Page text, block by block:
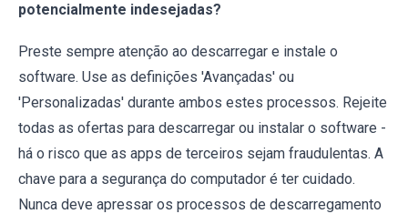
potencialmente indesejadas?
Preste sempre atenção ao descarregar e instale o
software. Use as definições 'Avançadas' ou
'Personalizadas' durante ambos estes processos. Rejeite
todas as ofertas para descarregar ou instalar o software -
há o risco que as apps de terceiros sejam fraudulentas. A
chave para a segurança do computador é ter cuidado.
Nunca deve apressar os processos de descarregamento